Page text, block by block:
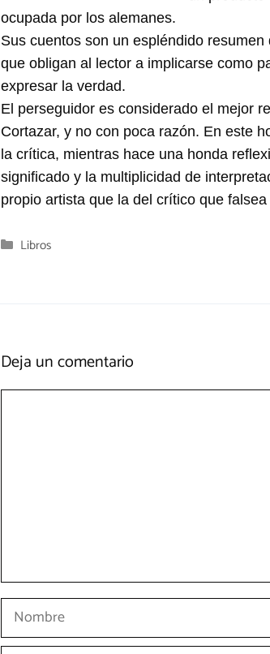
ocupada por los alemanes.
Sus cuentos son un espléndido
que obligan al lector a implicarse como
expresar la verdad.
El perseguidor es considerado el mejor
Cortazar, y no con poca razón. En este
la crítica, mientras hace una honda
significado y la multiplicidad de
propio artista que la del crítico que
Categorías
Libros
Deja un comentario
Nombre